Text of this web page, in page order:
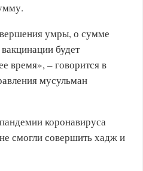
умры, о сумме
будет
время», – говорится в
мусульман
коронавируса
смогли совершить хадж и